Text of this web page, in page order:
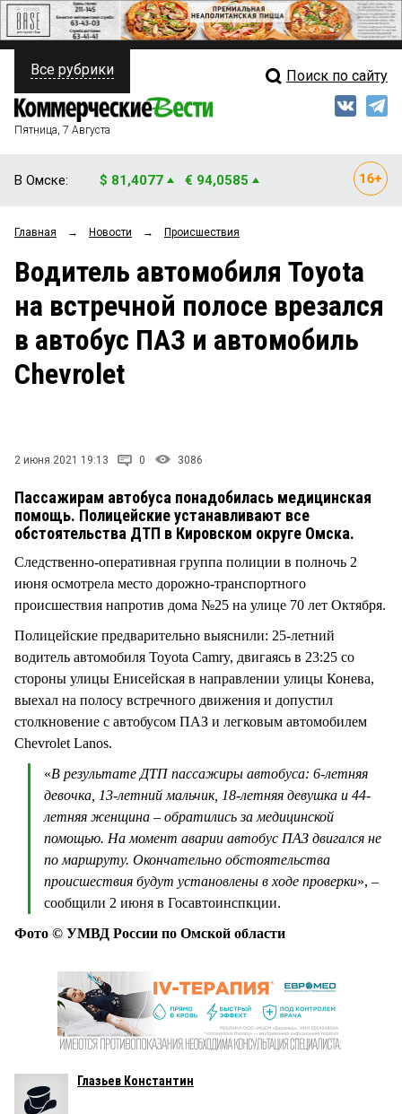
ПОЛИТИКА
ФИНАНСЫ
ОБЩЕСТВО
ЗАКОН
НОВОСТИ КОМПАНИЙ
ПРОИСШЕСТВИЯ
Свежий выпуск
Мнения
Рейтинги
Блоги
Архив
Все рубрики Поиск по сайту
Пятница, 7 Августа
В Омске: $ 81,4077 € 94,0585
Главная → Новости → Происшествия
Водитель автомобиля Toyota
на встречной полосе врезался
в автобус ПАЗ и автомобиль
Chevrolet
2 июня 2021 19:13 0 3086
Пассажирам автобуса понадобилась медицинская
помощь. Полицейские устанавливают все
обстоятельства ДТП в Кировском округе Омска.
Следственно-оперативная группа полиции в полночь 2
июня осмотрела место дорожно-транспортного
происшествия напротив дома №25 на улице 70 лет Октября.
Полицейские предварительно выяснили: 25-летний
водитель автомобиля Toyota Camry, двигаясь в 23:25 со
стороны улицы Енисейская в направлении улицы Конева,
выехал на полосу встречного движения и допустил
столкновение с автобусом ПАЗ и легковым автомобилем
Chevrolet Lanos.
«В результате ДТП пассажиры автобуса: 6-летняя
девочка, 13-летний мальчик, 18-летняя девушка и 44-
летняя женщина – обратились за медицинской
помощью. На момент аварии автобус ПАЗ двигался не
по маршруту. Окончательно обстоятельства
происшествия будут установлены в ходе проверки», –
сообщили 2 июня в Госавтоинспкции.
Фото © УМВД России по Омской области
Глазьев Константин